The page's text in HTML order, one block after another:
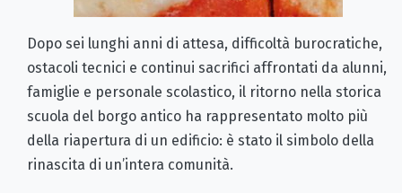
Dopo sei lunghi anni di attesa, difficoltà burocratiche,
ostacoli tecnici e continui sacrifici affrontati da alunni,
famiglie e personale scolastico, il ritorno nella storica
scuola del borgo antico ha rappresentato molto più
della riapertura di un edificio: è stato il simbolo della
rinascita di un’intera comunità.